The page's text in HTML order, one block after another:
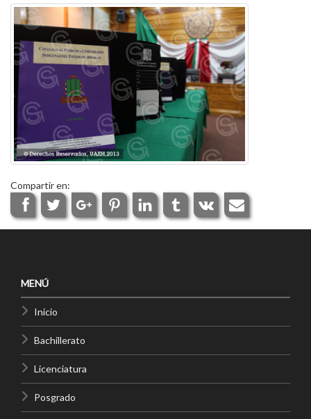
Compartir en:
MENÚ
Inicio
Bachillerato
Licenciatura
Posgrado